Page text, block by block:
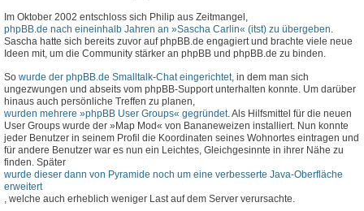
Im Oktober 2002 entschloss sich Philip aus Zeitmangel,
phpBB.de nach eineinhalb Jahren an »Sascha Carlin« (itst) zu übergeben
Sascha hatte sich bereits zuvor auf phpBB.de engagiert und brachte viele neue
Ideen mit, um die Community stärker an phpBB und phpBB.de zu binden.
So wurde der phpBB.de Smalltalk-Chat eingerichtet, in dem man sich
ungezwungen und abseits vom phpBB-Support unterhalten konnte. Um darüber
hinaus auch persönliche Treffen zu planen,
wurden mehrere »phpBB User Groups« gegründet. Als Hilfsmittel für die neuen
User Groups wurde der »Map Mod« von Bananeweizen installiert. Nun konnte
jeder Benutzer in seinem Profil die Koordinaten seines Wohnortes eintragen und
für andere Benutzer war es nun ein Leichtes, Gleichgesinnte in ihrer Nähe zu
finden. Später
wurde dieser dann von Pyramide noch um eine verbesserte Java-Oberfläche
erweitert
, welche auch erheblich weniger Last auf dem Server verursachte.